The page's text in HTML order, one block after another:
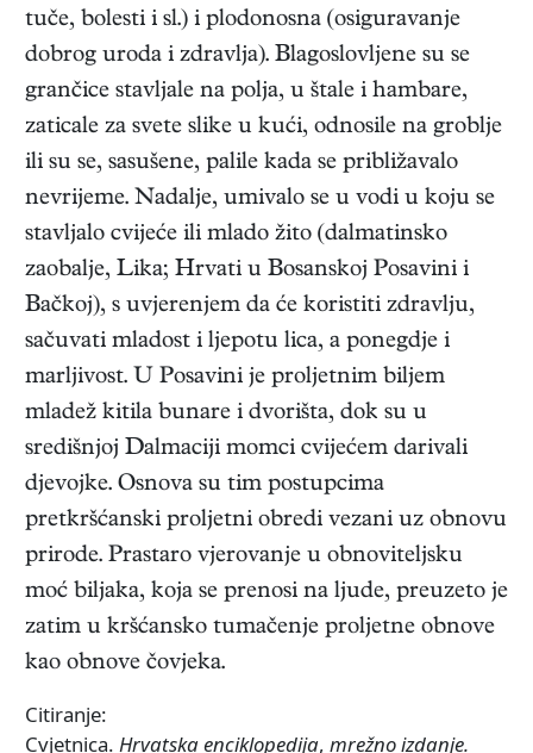
tuče, bolesti i sl.) i plodonosna (osiguravanje
dobrog uroda i zdravlja). Blagoslovljene su se
grančice stavljale na polja, u štale i hambare,
zaticale za svete slike u kući, odnosile na groblje
ili su se, sasušene, palile kada se približavalo
nevrijeme. Nadalje, umivalo se u vodi u koju se
stavljalo cvijeće ili mlado žito (dalmatinsko
zaobalje, Lika; Hrvati u Bosanskoj Posavini i
Bačkoj), s uvjerenjem da će koristiti zdravlju,
sačuvati mladost i ljepotu lica, a ponegdje i
marljivost. U Posavini je proljetnim biljem
mladež kitila bunare i dvorišta, dok su u
središnjoj Dalmaciji momci cvijećem darivali
djevojke. Osnova su tim postupcima
pretkršćanski proljetni obredi vezani uz obnovu
prirode. Prastaro vjerovanje u obnoviteljsku
moć biljaka, koja se prenosi na ljude, preuzeto je
zatim u kršćansko tumačenje proljetne obnove
kao obnove čovjeka.
Citiranje:
Cvjetnica. Hrvatska enciklopedija, mrežno izdanje.